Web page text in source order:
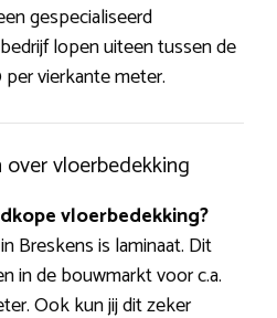
gespecialiseerd
lopen uiteen tussen de
vierkante meter.
vloerbedekking
vloerbedekking?
Breskens is laminaat. Dit
in de bouwmarkt voor c.a.
Ook kun jij dit zeker